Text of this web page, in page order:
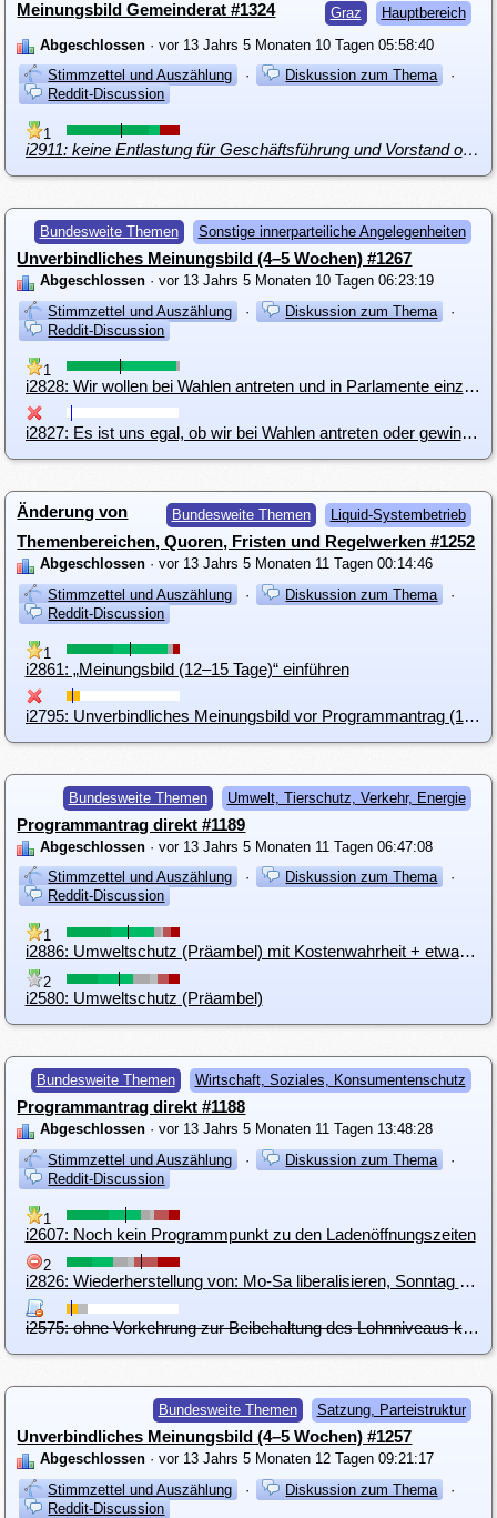
Graz Hauptbereich
Meinungsbild Gemeinderat #1324
Abgeschlossen · vor 13 Jahrs 5 Monaten 10 Tagen 05:58:40
Stimmzettel und Auszählung
· Diskussion zum Thema
·
Reddit-Discussion
1
i2911: keine Entlastung für Geschäftsführung und Vorstand ohne genaue Prüfung
Bundesweite Themen Sonstige innerparteiliche Angelegenheiten
Unverbindliches Meinungsbild (4–5 Wochen) #1267
Abgeschlossen · vor 13 Jahrs 5 Monaten 10 Tagen 06:23:19
Stimmzettel und Auszählung
· Diskussion zum Thema
·
Reddit-Discussion
1
i2828: Wir wollen bei Wahlen antreten und in Parlamente einziehen
i2827: Es ist uns egal, ob wir bei Wahlen antreten oder gewinnen
Bundesweite Themen Liquid-Systembetrieb
Änderung von
Themenbereichen, Quoren, Fristen und Regelwerken #1252
Abgeschlossen · vor 13 Jahrs 5 Monaten 11 Tagen 00:14:46
Stimmzettel und Auszählung
· Diskussion zum Thema
·
Reddit-Discussion
1
i2861: „Meinungsbild (12–15 Tage)“ einführen
i2795: Unverbindliches Meinungsbild vor Programmantrag (10-12 Tage)
Bundesweite Themen Umwelt, Tierschutz, Verkehr, Energie
Programmantrag direkt #1189
Abgeschlossen · vor 13 Jahrs 5 Monaten 11 Tagen 06:47:08
Stimmzettel und Auszählung
· Diskussion zum Thema
·
Reddit-Discussion
1
i2886: Umweltschutz (Präambel) mit Kostenwahrheit + etwas technoprogressiver
2
i2580: Umweltschutz (Präambel)
Bundesweite Themen Wirtschaft, Soziales, Konsumentenschutz
Programmantrag direkt #1188
Abgeschlossen · vor 13 Jahrs 5 Monaten 11 Tagen 13:48:28
Stimmzettel und Auszählung
· Diskussion zum Thema
·
Reddit-Discussion
1
i2607: Noch kein Programmpunkt zu den Ladenöffnungszeiten
2
i2826: Wiederherstellung von: Mo-Sa liberalisieren, Sonntag schützen
i2575: ohne Vorkehrung zur Beibehaltung des Lohnniveaus kein Programmpunkt zu den Ladenoeffnungszeiten
Bundesweite Themen Satzung, Parteistruktur
Unverbindliches Meinungsbild (4–5 Wochen) #1257
Abgeschlossen · vor 13 Jahrs 5 Monaten 12 Tagen 09:21:17
Stimmzettel und Auszählung
· Diskussion zum Thema
·
Reddit-Discussion